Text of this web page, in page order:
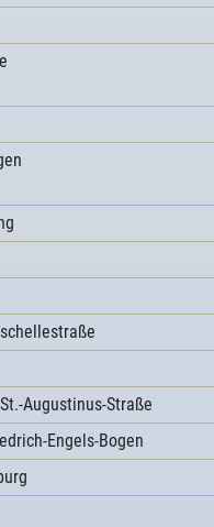
Augustinus-Straße
Engels-Bogen